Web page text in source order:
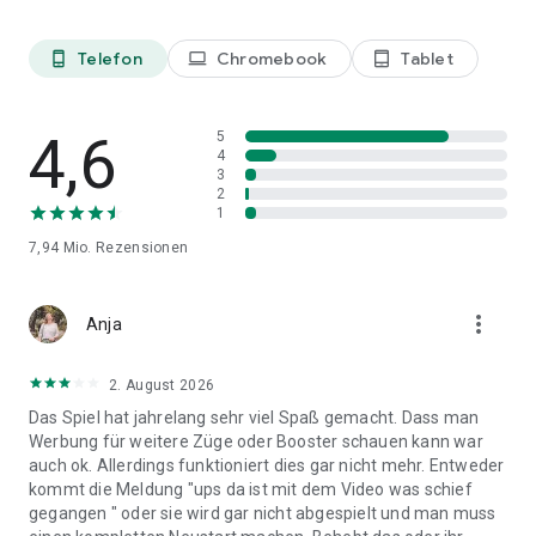
center or by visiting https://soporto.king.com/contact.
phone_android Telefon laptop Chromebook tablet_android Tablet
4,6
7,94 Mio. Rezensionen
5
4
3
2
1
Anja more_vert
2. August 2026
Das Spiel hat jahrelang sehr viel Spaß gemacht. Dass man
Werbung für weitere Züge oder Booster schauen kann war
auch ok. Allerdings funktioniert dies gar nicht mehr. Entweder
kommt die Meldung "ups da ist mit dem Video was schief
gegangen " oder sie wird gar nicht abgespielt und man muss